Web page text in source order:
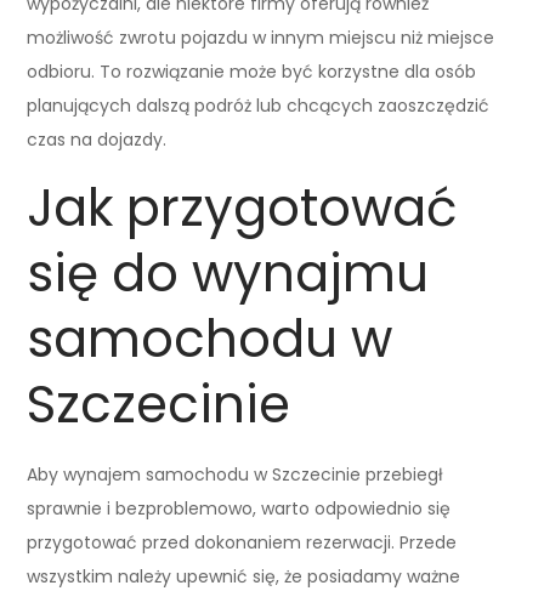
możliwość zwrotu pojazdu w innym miejscu niż miejsce
odbioru. To rozwiązanie może być korzystne dla osób
planujących dalszą podróż lub chcących zaoszczędzić
czas na dojazdy.
Jak przygotować
się do wynajmu
samochodu w
Szczecinie
Aby wynajem samochodu w Szczecinie przebiegł
sprawnie i bezproblemowo, warto odpowiednio się
przygotować przed dokonaniem rezerwacji. Przede
wszystkim należy upewnić się, że posiadamy ważne